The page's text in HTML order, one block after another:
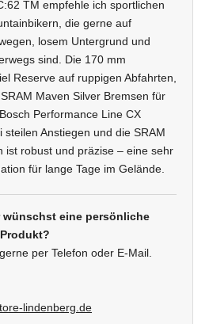
TM empfehle ich sportlichen
die gerne auf
losem Untergrund und
sind. Die 170 mm
Reserve auf ruppigen Abfahrten,
Maven Silver Bremsen für
Performance Line CX
steilen Anstiegen und die SRAM
ist robust und präzise – eine sehr
für lange Tage im Gelände.
wünschst eine persönliche
per Telefon oder E-Mail.
lindenberg.de